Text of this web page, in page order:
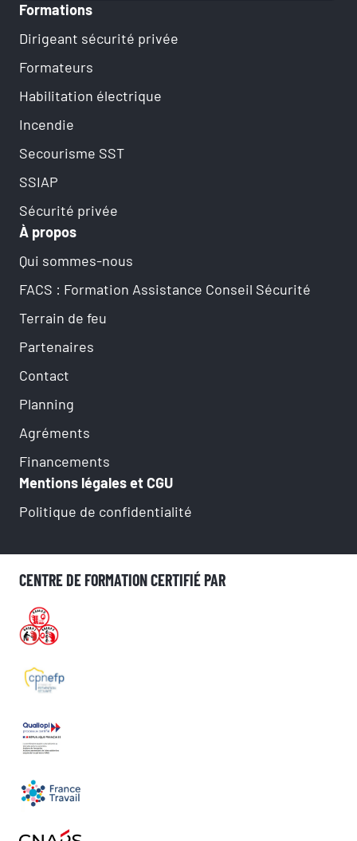
Formations
Dirigeant sécurité privée
Formateurs
Habilitation électrique
Incendie
Secourisme SST
SSIAP
Sécurité privée
À propos
Qui sommes-nous
FACS : Formation Assistance Conseil Sécurité
Terrain de feu
Partenaires
Contact
Planning
Agréments
Financements
Mentions légales et CGU
Politique de confidentialité
CENTRE DE FORMATION CERTIFIÉ PAR